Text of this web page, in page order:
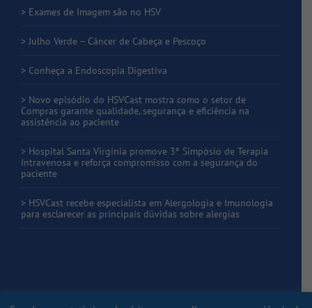
> Exames de Imagem são no HSV
> Julho Verde – Câncer de Cabeça e Pescoço
> Conheça a Endoscopia Digestiva
> Novo episódio do HSVCast mostra como o setor de
Compras garante qualidade, segurança e eficiência na
assistência ao paciente
> Hospital Santa Virgínia promove 3º Simpósio de Terapia
Intravenosa e reforça compromisso com a segurança do
paciente
> HSVCast recebe especialista em Alergologia e Imunologia
para esclarecer as principais dúvidas sobre alergias